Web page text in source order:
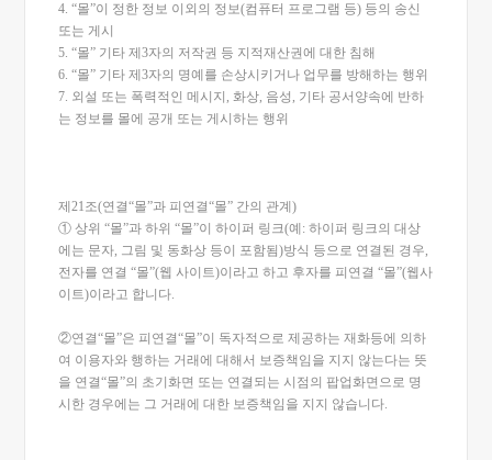
4. “몰”이 정한 정보 이외의 정보(컴퓨터 프로그램 등) 등의 송신
또는 게시
5. “몰” 기타 제3자의 저작권 등 지적재산권에 대한 침해
6. “몰” 기타 제3자의 명예를 손상시키거나 업무를 방해하는 행위
7. 외설 또는 폭력적인 메시지, 화상, 음성, 기타 공서양속에 반하
는 정보를 몰에 공개 또는 게시하는 행위
제21조(연결“몰”과 피연결“몰” 간의 관계)
① 상위 “몰”과 하위 “몰”이 하이퍼 링크(예: 하이퍼 링크의 대상
에는 문자, 그림 및 동화상 등이 포함됨)방식 등으로 연결된 경우,
전자를 연결 “몰”(웹 사이트)이라고 하고 후자를 피연결 “몰”(웹사
이트)이라고 합니다.
②연결“몰”은 피연결“몰”이 독자적으로 제공하는 재화등에 의하
여 이용자와 행하는 거래에 대해서 보증책임을 지지 않는다는 뜻
을 연결“몰”의 초기화면 또는 연결되는 시점의 팝업화면으로 명
시한 경우에는 그 거래에 대한 보증책임을 지지 않습니다.